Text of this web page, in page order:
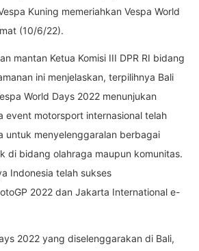
Kuning memeriahkan Vespa World
(10/6/22).
mantan Ketua Komisi III DPR RI bidang
ini menjelaskan, terpilihnya Bali
World Days 2022 menunjukan
event motorsport internasional telah
untuk menyelenggaralan berbagai
di bidang olahraga maupun komunitas.
Indonesia telah sukses
2022 dan Jakarta International e-
2022 yang diselenggarakan di Bali,